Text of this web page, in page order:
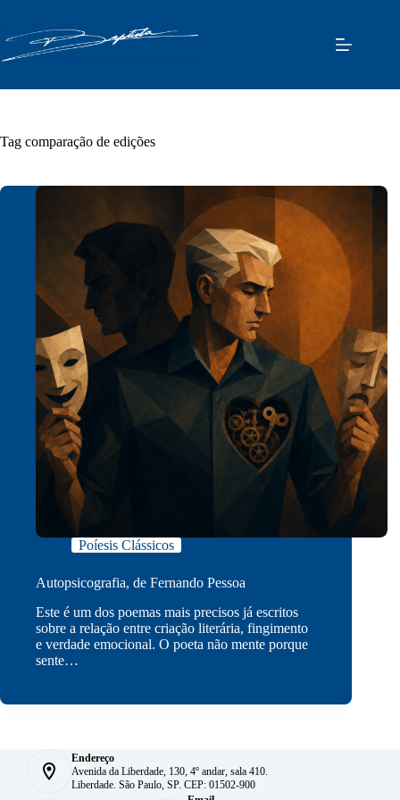
o
conteúdo
Tag comparação de edições
Poíesis Clássicos
Autopsicografia, de Fernando Pessoa
Este é um dos poemas mais precisos já escritos
sobre a relação entre criação literária, fingimento
e verdade emocional. O poeta não mente porque
sente…
Endereço
Avenida da Liberdade, 130, 4º andar, sala 410.
Liberdade. São Paulo, SP. CEP: 01502-900